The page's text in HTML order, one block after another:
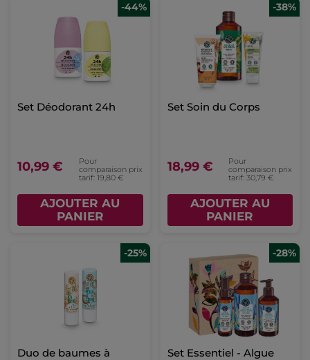
-44%
Set Déodorant 24h
10,99 €
Pour
comparaison prix
tarif: 19,80 €
AJOUTER AU
PANIER
-38%
Set Soin du Corps
18,99 €
Pour
comparaison prix
tarif: 30,79 €
AJOUTER AU
PANIER
-25%
Duo de baumes à
-28%
Set Essentiel - Algue